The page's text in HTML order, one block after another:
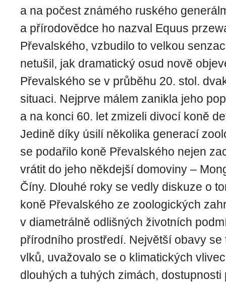
a na počest známého ruského
a přírodovědce ho nazval Equus
Převalského, vzbudilo to velkou
netušil, jak dramatický osud nově
Převalského se v průběhu 20. stol.
situaci. Nejprve málem zanikla jeho
a na konci 60. let zmizeli divocí koně
Jedině díky úsilí několika generací
se podařilo koně Převalského nejen
vrátit do jeho někdejší domoviny –
Číny. Dlouhé roky se vedly diskuze o
koně Převalského ze zoologických
v diametrálně odlišných životních
přírod­ního prostředí. Největší obavy se
vlků, uvažovalo se o klimatických
dlouhých a tu­hých zimách, dostupnosti